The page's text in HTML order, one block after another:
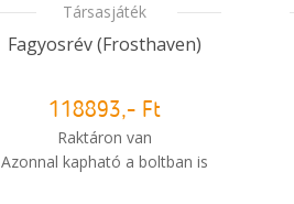
Társasjáték
Fagyosrév (Frosthaven)
118893,- Ft
Raktáron van
Azonnal kapható a boltban is